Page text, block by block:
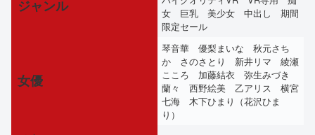
ジャンル
女 巨乳 美少女 中出し 期間
限定セール
女優
琴音華 優梨まいな 秋元さち
か さのさとり 新井リマ 綾瀬
こころ 加藤結衣 弥生みづき
蘭々 西野絵美 乙アリス 横宮
七海 木下ひまり（花沢ひま
り）